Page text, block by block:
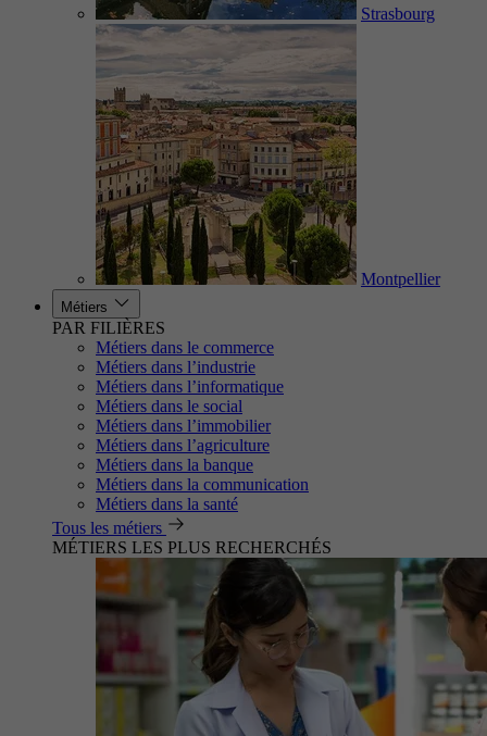
Strasbourg
Montpellier
Métiers
PAR FILIÈRES
Métiers dans le commerce
Métiers dans l’industrie
Métiers dans l’informatique
Métiers dans le social
Métiers dans l’immobilier
Métiers dans l’agriculture
Métiers dans la banque
Métiers dans la communication
Métiers dans la santé
Tous les métiers
MÉTIERS LES PLUS RECHERCHÉS